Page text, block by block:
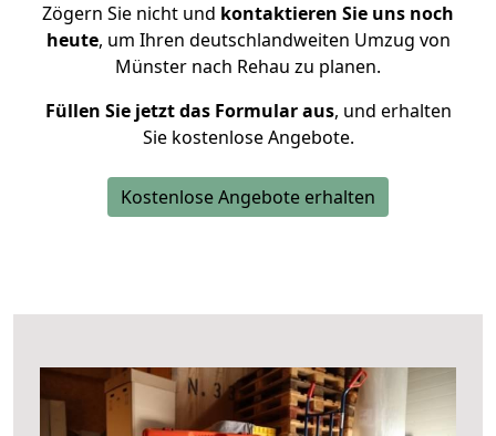
Zögern Sie nicht und kontaktieren Sie uns noch
heute, um Ihren deutschlandweiten Umzug von
Münster nach Rehau zu planen.
Füllen Sie jetzt das Formular aus, und erhalten
Sie kostenlose Angebote.
Kostenlose Angebote erhalten